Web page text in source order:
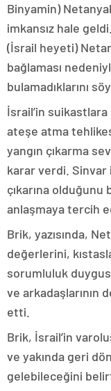
Binyamin)
imkansız hale
(İsrail heyeti)
bağlaması
bulamadıklarını
İsrail’in
ateşe atma
yangın çıkarma
karar verdi. Sinvar
çıkarına olduğunu
anlaşmaya tercih
Brik, yazısında,
değerlerini,
sorumluluk
ve arkadaşlarının
etti.
Brik, İsrail’in
ve yakında geri
gelebileceğini